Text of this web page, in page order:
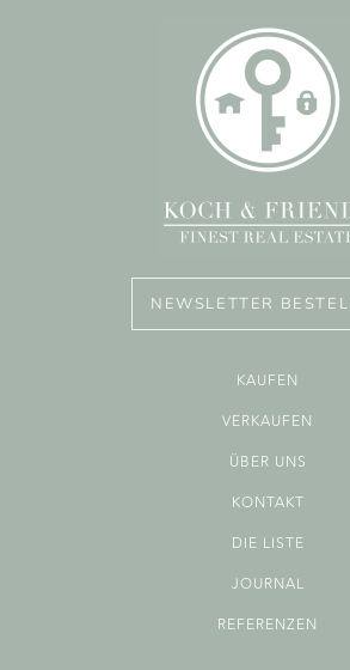
NEWSLETTER
KAUFEN
VERKAUFEN
ÜBER UNS
KONTAKT
DIE LISTE
JOURNAL
REFERENZEN